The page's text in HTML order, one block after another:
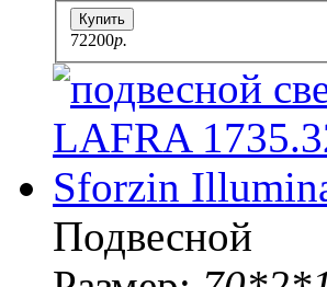
Купить
72200p.
Подвесной